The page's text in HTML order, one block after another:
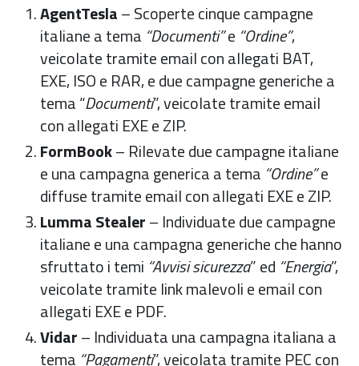
AgentTesla– Scoperte cinque campagne
italiane a tema “Documenti”e “Ordine”,
veicolate tramite email con allegati BAT,
EXE, ISO e RAR, e due campagne generiche a
tema “Documenti”, veicolate tramite email
con allegati EXE e ZIP.
FormBook– Rilevate due campagne italiane
e una campagna generica a tema “Ordine”e
diffuse tramite email con allegati EXE e ZIP.
Lumma Stealer– Individuate due campagne
italiane e una campagna generiche che hanno
sfruttato i temi “Avvisi sicurezza” ed “Energia”,
veicolate tramite link malevoli e email con
allegati EXE e PDF.
Vidar– Individuata una campagna italiana a
tema “Pagamenti”, veicolata tramite PEC con